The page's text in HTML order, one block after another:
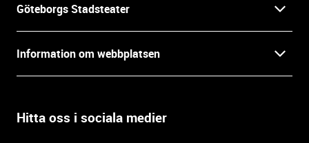
Göteborgs Stadsteater
Press
Öppettider
Information om webbplatsen
Villkor och integritet
Hitta oss i sociala medier